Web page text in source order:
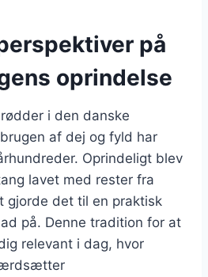
på
oprindelse
i den danske
af dej og fyld har
Oprindeligt blev
lavet med rester fra
gjorde det til en praktisk
på. Denne tradition for at
relevant i dag, hvor